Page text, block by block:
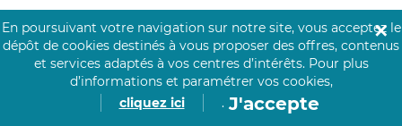
Prérequis Click&Care
En poursuivant votre navigation sur notre site, vous acceptez le
dépôt de cookies destinés à vous proposer des offres, contenus
et services adaptés à vos centres d’intérêts. Pour plus
d’informations et paramétrer vos cookies,
cliquez ici
. J'accepte
✕